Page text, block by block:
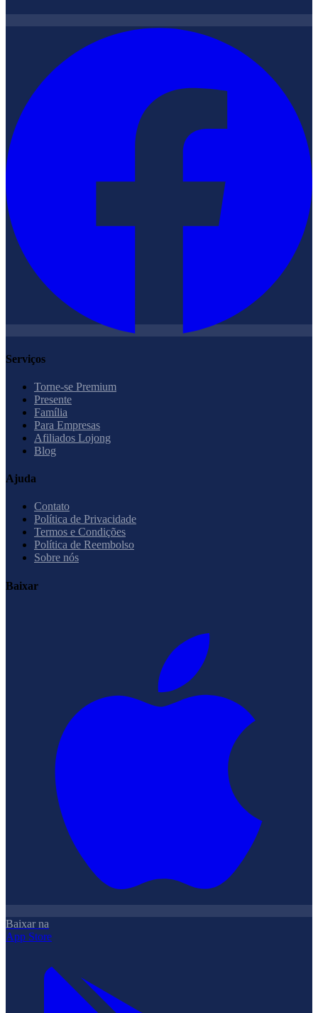
Serviços
Torne-se Premium
Presente
Família
Para Empresas
Afiliados Lojong
Blog
Ajuda
Contato
Política de Privacidade
Termos e Condições
Política de Reembolso
Sobre nós
Baixar
Baixar na
App Store